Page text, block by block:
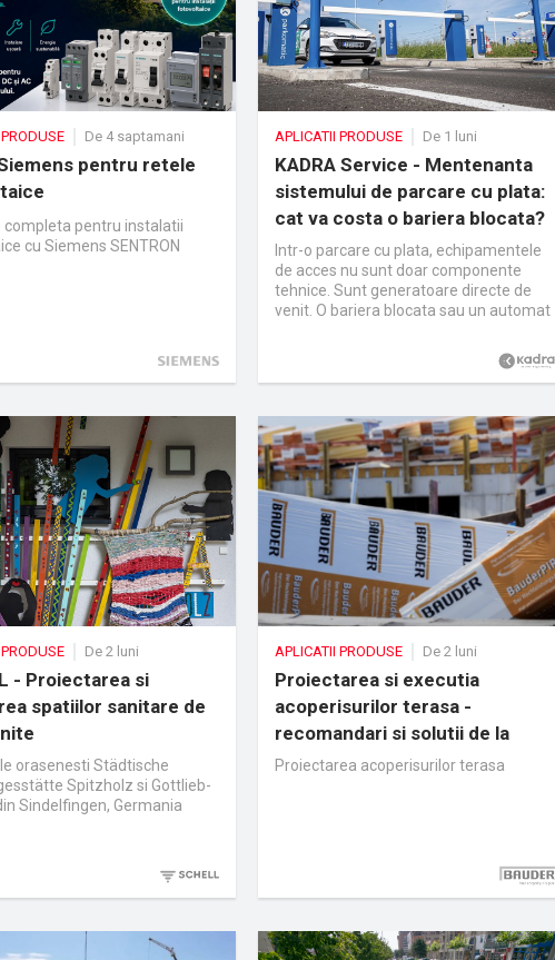
De 4 saptamani
pentru retele
completa pentru instalatii
cu Siemens SENTRON
APLICATII PRODUSE De 1 luni
KADRA Service - Mentenanta
sistemului de parcare cu plata:
cat va costa o bariera blocata?
Intr-o parcare cu plata, echipamentele
de acces nu sunt doar componente
tehnice. Sunt generatoare directe de
venit. O bariera blocata sau un automat
disconfort pentru utilizatori. Inseamna
De 2 luni
- Proiectarea si
spatiilor sanitare de
orasenesti Städtische
Spitzholz si Gottlieb-
Sindelfingen, Germania
APLICATII PRODUSE De 2 luni
Proiectarea si executia
acoperisurilor terasa -
recomandari si solutii de la
Bauder
Proiectarea acoperisurilor terasa